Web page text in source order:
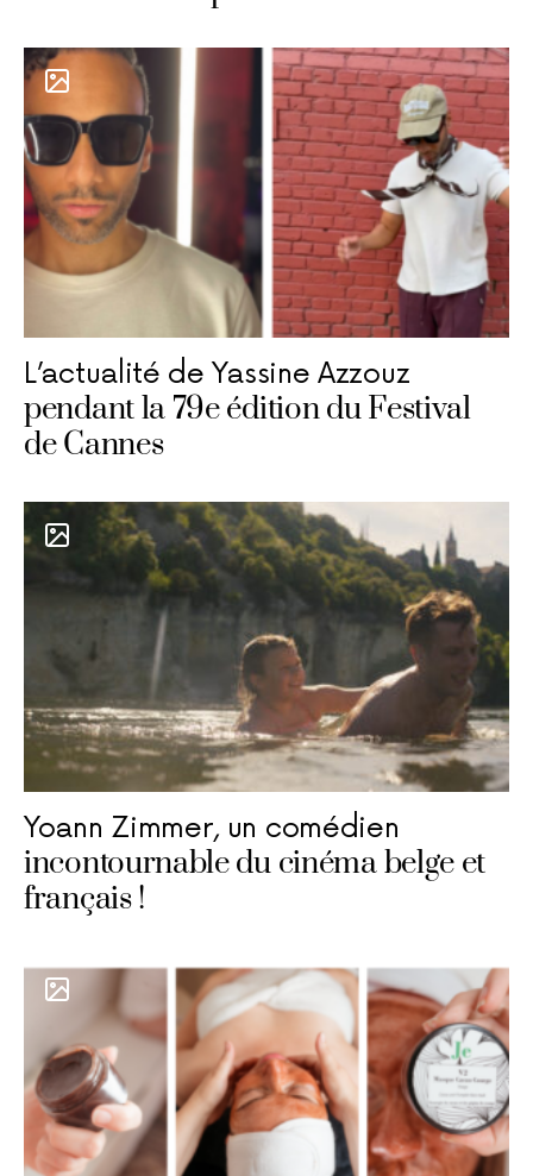
L’actualité de Yassine Azzouz
pendant la 79e édition du Festival
de Cannes
Yoann Zimmer, un comédien
incontournable du cinéma belge et
français !